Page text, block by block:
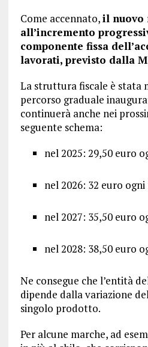
Come accennato,il nuovo
all’incremento
componente fissa
lavorati, previsto dalla
La struttura fiscale è stata
percorso graduale
continuerà anche nei
seguente schema:
nel 2025: 29,50 euro
nel 2026: 32 euro
nel 2027: 35,50 euro
nel 2028: 38,50 euro
Ne consegue che l’entità
dipende dalla variazione
singolo prodotto.
Per alcune marche, ad